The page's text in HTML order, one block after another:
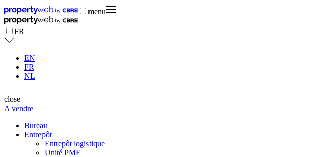
menu
FR
EN
FR
NL
close
A vendre
Bureau
Entrepôt
Entrepôt logistique
Unité PME